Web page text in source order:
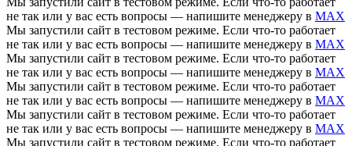
не так или у вас есть вопросы — напишите менеджеру в MAX
Мы запустили сайт в тестовом режиме. Если что-то работает
не так или у вас есть вопросы — напишите менеджеру в MAX
Мы запустили сайт в тестовом режиме. Если что-то работает
не так или у вас есть вопросы — напишите менеджеру в MAX
Мы запустили сайт в тестовом режиме. Если что-то работает
не так или у вас есть вопросы — напишите менеджеру в MAX
Мы запустили сайт в тестовом режиме. Если что-то работает
не так или у вас есть вопросы — напишите менеджеру в MAX
Мы запустили сайт в тестовом режиме. Если что-то работает